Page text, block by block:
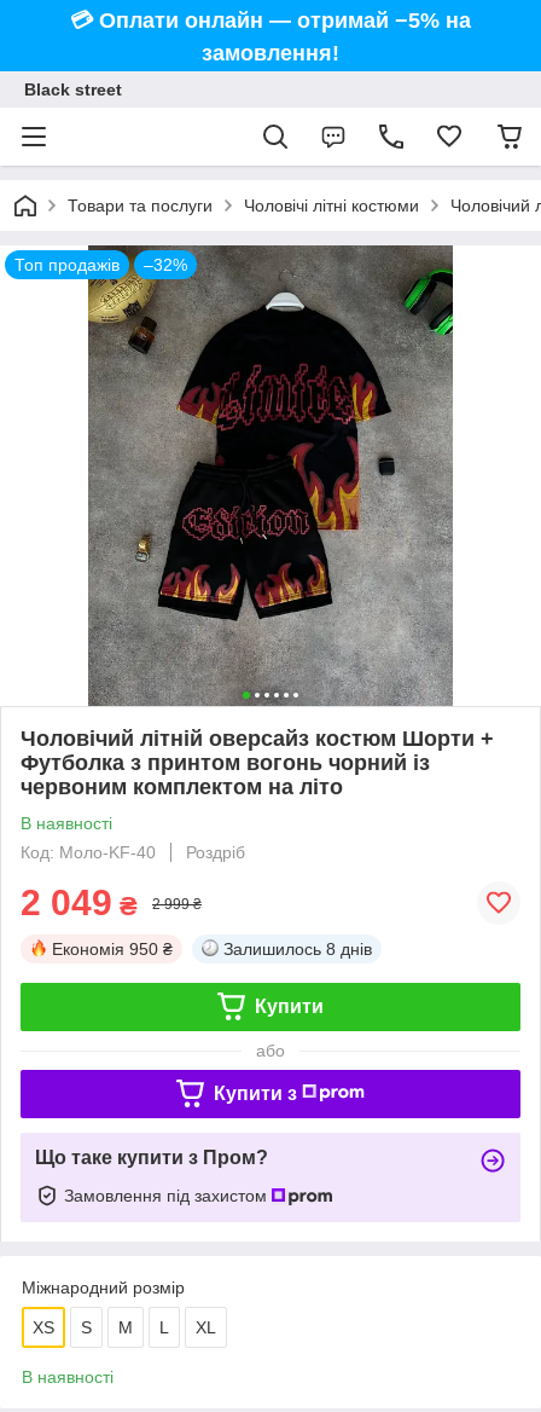
💳 Оплати онлайн — отримай −5% на
замовлення!
Black street
Товари та послуги Чоловічі літні костюми Чоловічий
Топ продажів –32%
Чоловічий літній оверсайз костюм Шорти +
Футболка з принтом вогонь чорний із
червоним комплектом на літо
В наявності
Код: Моло-KF-40
Роздріб
2 049 ₴ 2 999 ₴
Економія 950 ₴ Залишилось 8 днів
Купити
або
Купити з
Що таке купити з Пром?
Замовлення під захистом
Міжнародний розмір
XS S M L XL
В наявності